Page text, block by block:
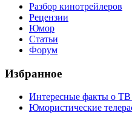
Разбор кинотрейлеров
Рецензии
Юмор
Статьи
Форум
Избранное
Интересные факты о
Юмористические